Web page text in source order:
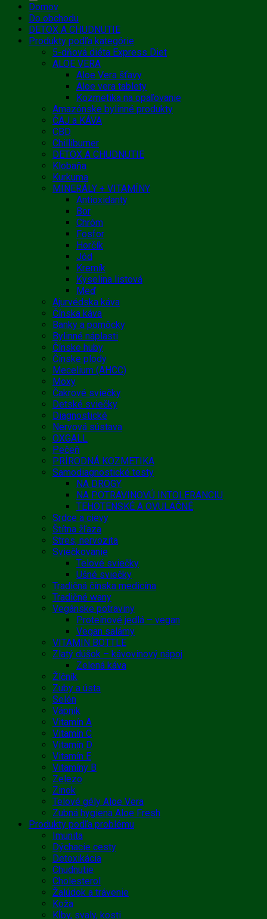
Domov
Do obchodu
DETOX A CHUDNUTIE
Produkty podľa kategórie
5-dňová diéta Express Diet
ALOE VERA
Aloe Vera šťavy
Aloe vera tablety
Kozmetika na opaľovanie
Amazónske bylinné produkty
ČAJ a KÁVA
CBD
Chilliburner
DETOX A CHUDNUTIE
Klobaňa
Kurkuma
MINERÁLY + VITAMÍNY
Antioxidanty
Bor
Chróm
Fosfor
Horčík
Jód
Kremík
Kyselina listová
Meď
Ajurvédska káva
Čínska káva
Banky a pomôcky
Bylinné náplasti
Čínske huby
Čínske plody
Mecelium (AHCC)
Moxy
Čakrové sviečky
Detské sviečky
Diagnostické
Nervová sústava
OXGALL
Pečeň
PRÍRODNÁ KOZMETIKA
Samodiagnostické testy
NA DROGY
NA POTRAVINOVÚ INTOLERANCIU
TEHOTENSKÉ A OVULAČNÉ
Srdce a cievy
Štítna žľaza
Stres, nervozita
Sviečkovanie
Telové sviečky
Ušné sviečky
Tradičná čínska medicína
Tradičné wany
Vegánske potraviny
Proteínové jedlá – vegan
Vegan salámy
VITAMIN BOTTLE
Zlatý dúšok – kávovinový nápoj
Zelená káva
Žlčník
Zuby a ústa
Selén
Vápnik
Vitamín A
Vitamín C
Vitamín D
Vitamín E
Vitamíny B
Zelezo
Zinok
Telové gély Aloe Vera
Zubná hygiena Aloe Fresh
Produkty podľa problému
Imunita
Dýchacie cesty
Detoxikácia
Chudnutie
Cholesterol
Žalúdok a trávenie
Koža
Kĺby, svaly, kosti